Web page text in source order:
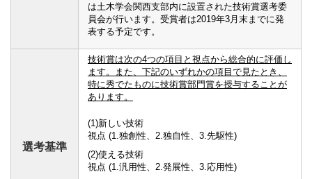
は土木学会関西支部内に設置された技術賞選考委
員会が行います。受賞者は2019年3月末までに発
表する予定です。
選考基準
技術賞は次の4つの項目と視点から総合的に評価し
ます。また、下記のいずれかの項目で見たとき、
特に秀でたものに技術賞部門賞を授与することが
あります。
(1)新しい技術
視点 (1.独創性、2.独自性、3.先駆性)
(2)使える技術
視点 (1.汎用性、2.発展性、3.応用性)